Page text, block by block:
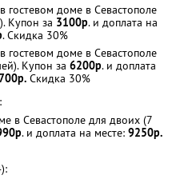
доме в Севастополе
Купон за 3100р. и доплата на
. Скидка 30%
доме в Севастополе
Купон за 6200р. и доплата
Скидка 30%
в Севастополе для двоих (7
. и доплата на месте: 9250р.